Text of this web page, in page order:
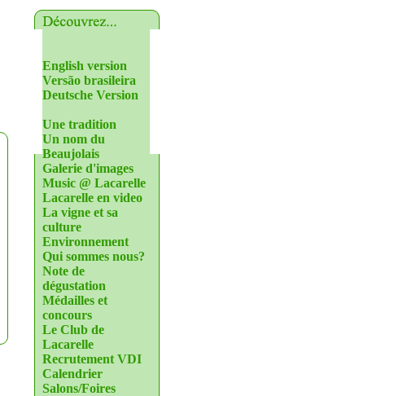
English version
Versão brasileira
Deutsche Version
Une tradition
Un nom du
Beaujolais
Galerie d'images
Music @ Lacarelle
Lacarelle en video
La vigne et sa
culture
Environnement
Qui sommes nous?
Note de
dégustation
Médailles et
concours
Le Club de
Lacarelle
Recrutement VDI
Calendrier
Salons/Foires